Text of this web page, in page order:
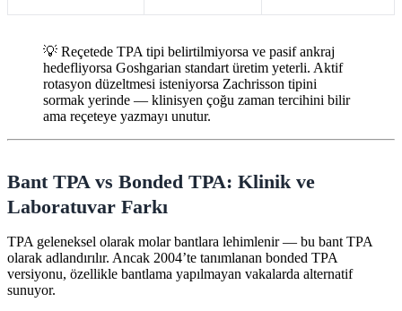
💡 Reçetede TPA tipi belirtilmiyorsa ve pasif ankraj
hedefliyorsa Goshgarian standart üretim yeterli. Aktif
rotasyon düzeltmesi isteniyorsa Zachrisson tipini
sormak yerinde — klinisyen çoğu zaman tercihini bilir
ama reçeteye yazmayı unutur.
Bant TPA vs Bonded TPA: Klinik ve
Laboratuvar Farkı
TPA geleneksel olarak molar bantlara lehimlenir — bu bant TPA
olarak adlandırılır. Ancak 2004’te tanımlanan bonded TPA
versiyonu, özellikle bantlama yapılmayan vakalarda alternatif
sunuyor.